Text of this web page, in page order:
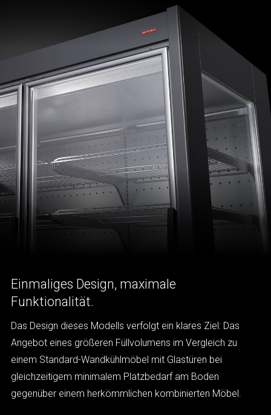
Einmaliges Design, maximale
Funktionalität.
Das Design dieses Modells verfolgt ein klares Ziel: Das
Angebot eines größeren Füllvolumens im Vergleich zu
einem Standard-Wandkühlmöbel mit Glastüren bei
gleichzeitigem minimalem Platzbedarf am Boden
gegenüber einem herkömmlichen kombinierten Möbel.
Großes Füllvolumen